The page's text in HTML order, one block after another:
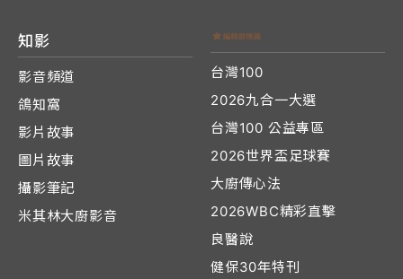
知影
影音頻道
鴿知窩
影片故事
圖片故事
攝影筆記
米其林大廚影音
台灣100
2026九合一大選
台灣100 公益專區
2026世界盃足球賽
大廚傳心法
2026WBC精彩直擊
良醫說
健保30年特刊